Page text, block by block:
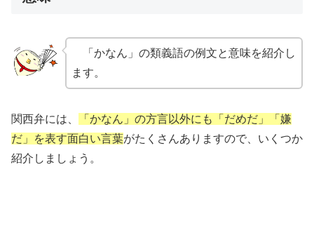
「かなん」の類義語の例文と意味を紹介し
ます。
関西弁には、
「かなん」の方言以外にも「だめだ」「嫌
だ」を表す面白い言葉がたくさんありますので、いくつか
紹介しましょう。